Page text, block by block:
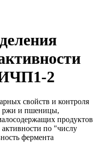
ИЧП1-2
свойств и контроля
ржи и пшеницы,
продуктов
активности по "числу
фермента